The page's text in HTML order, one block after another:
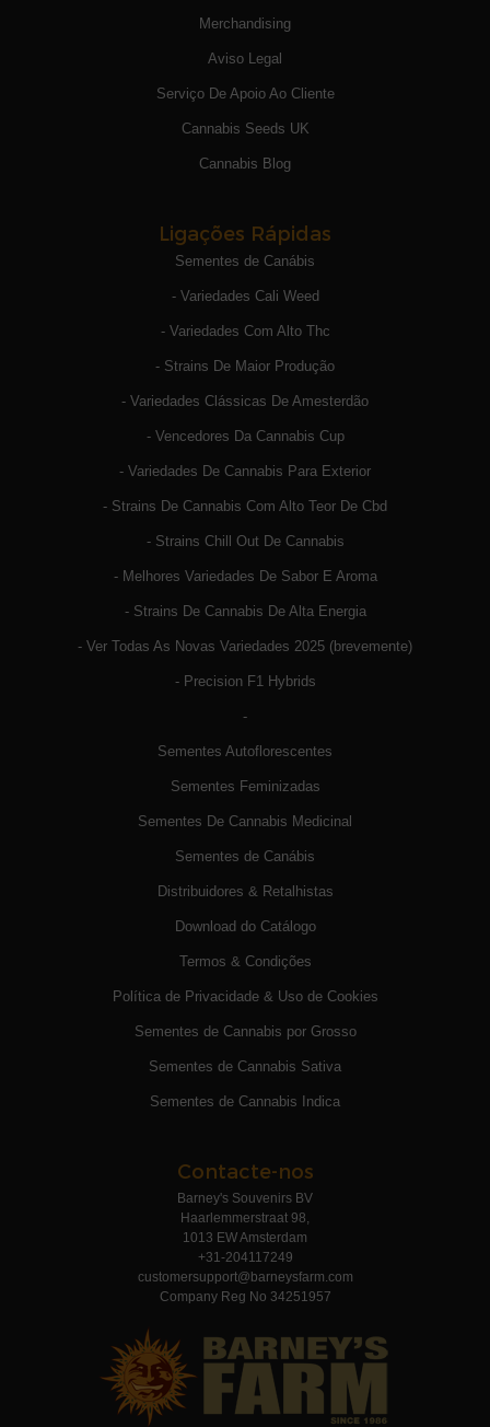
Merchandising
Aviso Legal
Serviço De Apoio Ao Cliente
Cannabis Seeds UK
Cannabis Blog
Ligações Rápidas
Sementes de Canábis
- Variedades Cali Weed
- Variedades Com Alto Thc
- Strains De Maior Produção
- Variedades Clássicas De Amesterdão
- Vencedores Da Cannabis Cup
- Variedades De Cannabis Para Exterior
- Strains De Cannabis Com Alto Teor De Cbd
- Strains Chill Out De Cannabis
- Melhores Variedades De Sabor E Aroma
- Strains De Cannabis De Alta Energia
- Ver Todas As Novas Variedades 2025 (brevemente)
- Precision F1 Hybrids
-
Sementes Autoflorescentes
Sementes Feminizadas
Sementes De Cannabis Medicinal
Sementes de Canábis
Distribuidores & Retalhistas
Download do Catálogo
Termos & Condições
Política de Privacidade & Uso de Cookies
Sementes de Cannabis por Grosso
Sementes de Cannabis Sativa
Sementes de Cannabis Indica
Contacte-nos
Barney's Souvenirs BV
Haarlemmerstraat 98,
1013 EW Amsterdam
+31-204117249
customersupport@barneysfarm.com
Company Reg No 34251957